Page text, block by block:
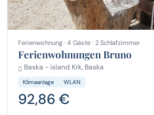
Ferienwohnung · 4 Gäste · 2 Schlafzimmer
Ferienwohnungen Bruno
Baska - island Krk, Baska
Klimaanlage WLAN
92,86 €